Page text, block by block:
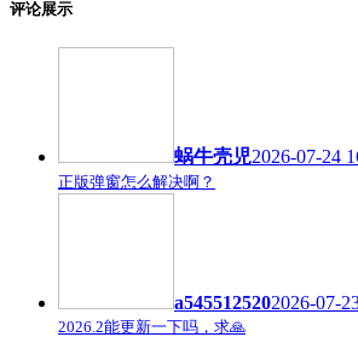
评论展示
蜗牛壳児2026-07-24
正版弹窗怎么解决啊？
a5455125202026-07-
2026.2能更新一下吗，求🙏